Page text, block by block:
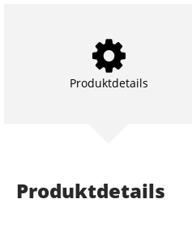
Produktdetails
Produktdetails